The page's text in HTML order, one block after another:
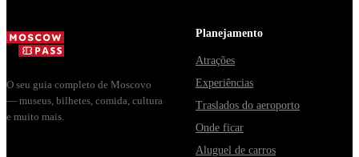
O seu guia completo de Moscovo
— museus, bilhetes, comida, cultura
e muito mais.
Planejamento
Atrações
Experiências
Traslados do aeroporto
Onde ficar
Aluguel de carros